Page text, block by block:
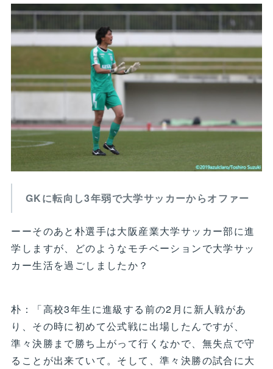
GKに転向し3年弱で大学サッカーからオファー
ーーそのあと朴選手は大阪産業大学サッカー部に進
学しますが、どのようなモチベーションで大学サッ
カー生活を過ごしましたか？
朴：「高校3年生に進級する前の2月に新人戦があ
り、その時に初めて公式戦に出場したんですが、
準々決勝まで勝ち上がって行くなかで、無失点で守
ることが出来ていて。そして、準々決勝の試合に大